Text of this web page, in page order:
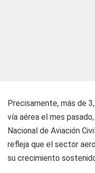
Precisamente, más de
vía aérea el mes
Nacional de Aviación
refleja que el sector
su crecimiento